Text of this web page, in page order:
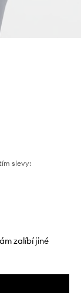
slevy:
zalíbí jiné